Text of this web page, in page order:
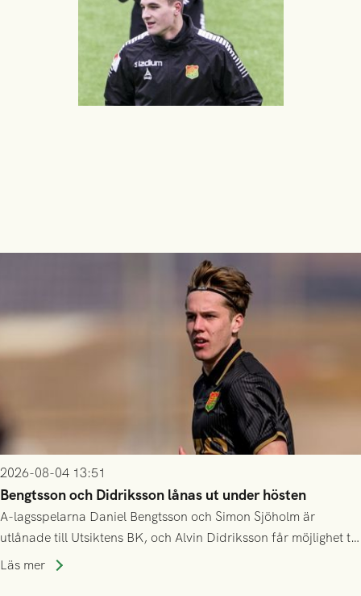
2026-08-04 13:51
Bengtsson och Didriksson lånas ut under hösten
A-lagsspelarna Daniel Bengtsson och Simon Sjöholm är
utlånade till Utsiktens BK, och Alvin Didriksson får möjlighet till
speltid i Hestrafors genom föreningssamarbete.
Läs mer